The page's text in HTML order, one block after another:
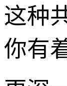
这种
你有